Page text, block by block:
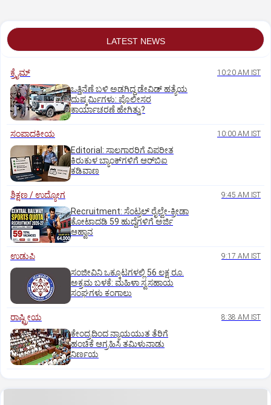
LATEST NEWS
ಕ್ರೈಮ್ 10:20 AM IST
ಒತ್ತಿನೆಣೆ ಬಳಿ ಅಡಗಿದ್ದ ಡೇವಿಡ್‌ ಹತ್ಯೆಯ
ದುಷ್ಕರ್ಮಿಗಳು: ಪೊಲೀಸರ
ಕಾರ್ಯಾಚರಣೆ ಹೇಗಿತ್ತು?
ಸಂಪಾದಕೀಯ 10:00 AM IST
Editorial: ಸಾಲಗಾರರಿಗೆ ವಿಪರೀತ
ಕಿರುಕುಳ ಬ್ಯಾಂಕ್‌ಗಳಿಗೆ ಆರ್‌ಬಿಐ
ಕಡಿವಾಣ
ಶಿಕ್ಷಣ / ಉದ್ಯೋಗ 9:45 AM IST
Recruitment: ಸೆಂಟ್ರಲ್‌ ರೈಲ್ವೇ-ಕ್ರೀಡಾ
ಕೋಟಾದಡಿ 59 ಹುದ್ದೆಗಳಿಗೆ ಅರ್ಜಿ
ಆಹ್ವಾನ
ಉಡುಪಿ 9:17 AM IST
ಸಂಜೀವಿನಿ ಒಕ್ಕೂಟಗಳಲ್ಲಿ 56 ಲಕ್ಷ ರೂ.
ಅಕ್ರಮ ಬಳಕೆ: ಮಹಿಳಾ ಸ್ವಸಹಾಯ
ಸಂಘಗಳು ಕಂಗಾಲು
ರಾಷ್ಟ್ರೀಯ 8:38 AM IST
ಕೇಂದ್ರದಿಂದ ನ್ಯಾಯಯುತ ತೆರಿಗೆ
ಹಂಚಿಕೆ ಆಗ್ರಹಿಸಿ ತಮಿಳುನಾಡು
ನಿರ್ಣಯ